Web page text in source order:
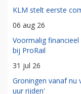
KLM stelt eerste
06 aug 26
Voormalig
bij ProRail
31 jul 26
Groningen vanaf nu
uur rijden'